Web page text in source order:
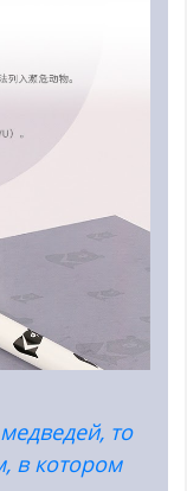
то
в котором